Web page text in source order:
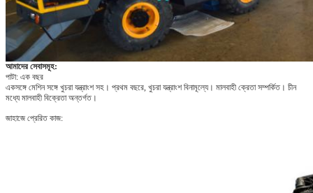
আমাদের সেবাসমূহ:
পাটা: এক বছর
একসঙ্গে মেশিন সঙ্গে খুচরা যন্ত্রাংশ সহ। প্রথম বছরে, খুচরা যন্ত্রাংশ বিনামূল্যে। মালবাহী ক্রেতা সম্পর্কিত। চীন
মধ্যে মালবাহী বিক্রেতা অন্তর্গত।
জাহাজে প্রেরিত কাজ: